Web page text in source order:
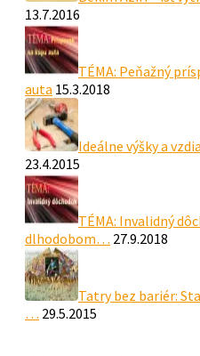
13.7.2016
TÉMA: Peňažný
auta 15.3.2018
Ideálne výšky a
23.4.2015
TÉMA: Invalidný
dlhodobom… 27.9.2018
Tatry bez bariér:
… 29.5.2015